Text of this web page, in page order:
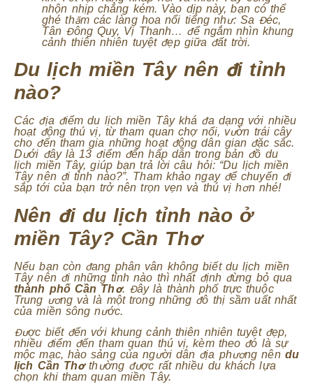
nhộn nhịp chẳng kém. Vào dịp này, bạn có thể
ghé thăm các làng hoa nổi tiếng như: Sa Đéc,
Tân Đông Quy, Vị Thanh… để ngắm nhìn khung
cảnh thiên nhiên tuyệt đẹp giữa đất trời.
Du lịch miền Tây nên đi tỉnh
nào?
Các địa điểm du lịch miền Tây khá đa dạng với nhiều
hoạt động thú vị, từ tham quan chợ nổi, vườn trái cây
cho đến tham gia những hoạt động dân gian đặc sắc.
Dưới đây là 13 điểm đến hấp dẫn trong bản đồ du
lịch miền Tây, giúp bạn trả lời câu hỏi: “Du lịch miền
Tây nên đi tỉnh nào?”. Tham khảo ngay để chuyến đi
sắp tới của bạn trở nên trọn vẹn và thú vị hơn nhé!
Nên đi du lịch tỉnh nào ở
miền Tây? Cần Thơ
Nếu bạn còn đang phân vân không biết du lịch miền
Tây nên đi những tỉnh nào thì nhất định đừng bỏ qua
thành phố Cần Thơ. Đây là thành phố trực thuộc
Trung ương và là một trong những đô thị sầm uất nhất
của miền sông nước.
Được biết đến với khung cảnh thiên nhiên tuyệt đẹp,
nhiều điểm đến tham quan thú vị, kèm theo đó là sự
mộc mạc, hào sảng của người dân địa phương nên du
lịch Cần Thơ thường được rất nhiều du khách lựa
chọn khi tham quan miền Tây.